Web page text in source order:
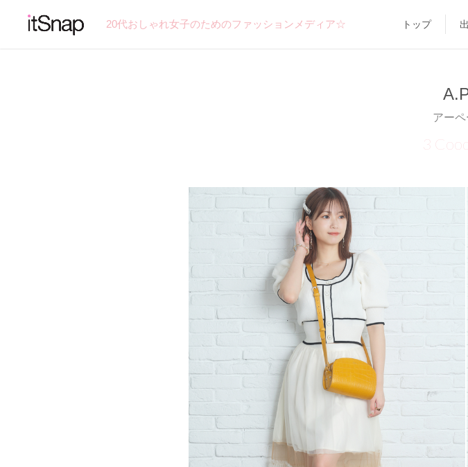
20代おしゃれ女子のためのファッションメディア☆ トップ
アー
3